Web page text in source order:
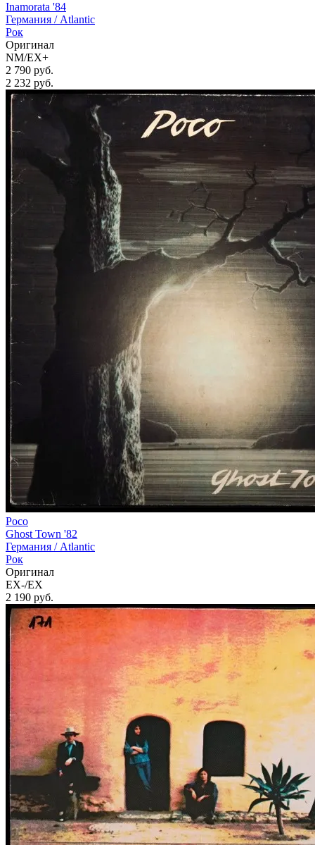
Inamorata '84
Германия / Atlantic
Рок
Оригинал
NM/EX+
2 790 руб.
2 232 руб.
Poco
Ghost Town '82
Германия / Atlantic
Рок
Оригинал
EX-/EX
2 190 руб.